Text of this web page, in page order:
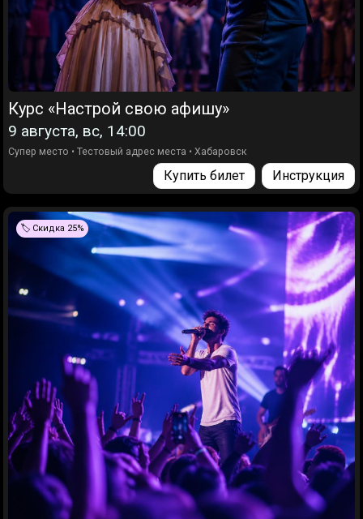
Курс «Настрой свою афишу»
9 августа, вс, 14:00
Супер место • Тестовый адрес места • Хабаровск
Купить билет Инструкция
🏷️ Скидка 25%